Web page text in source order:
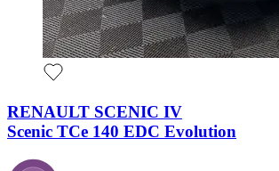
RENAULT SCENIC IV
Scenic TCe 140 EDC Evolution